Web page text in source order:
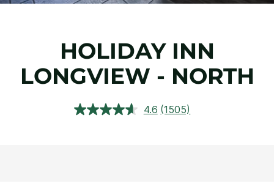
HOLIDAY INN
LONGVIEW - NORTH
4.6 Leu
(1505)